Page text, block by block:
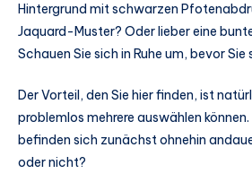
Hintergrund mit schwarzen
Jaquard-Muster? Oder lieber eine
Schauen Sie sich in Ruhe um, bevor
Der Vorteil, den Sie hier finden, ist
problemlos mehrere auswählen
befinden sich zunächst ohnehin
oder nicht?